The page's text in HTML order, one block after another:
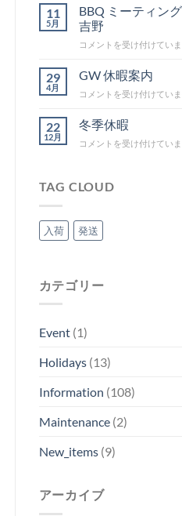
休
暇
は
11
5月
BBQ ミーティン
吉野
BBQ
ー
ィ
グ
吉
コメントを受け付けていま
29
4月
GW 休暇案内
GW
暇
案
内
コメントを受け付けていま
22
12月
冬季休暇
冬
暇
コメントを受け付けていま
TAG CLOUD
入荷 発送
カテゴリー
Event(1)
Holidays(13)
Information (108)
Maintenance(2)
New_items(9)
アーカイブ